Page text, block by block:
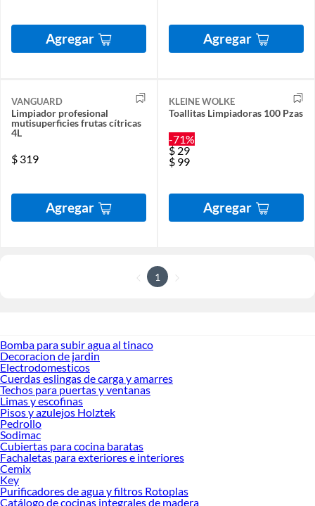
Agregar Agregar
VANGUARD
Limpiador profesional
mutisuperficies frutas cítricas
4L
$ 319
Agregar
KLEINE WOLKE
Toallitas Limpiadoras 100 Pzas
-71%
$29
$ 99
Agregar
1
Bomba para subir agua al tinaco
Decoracion de jardin
Electrodomesticos
Cuerdas eslingas de carga y amarres
Techos para puertas y ventanas
Limas y escofinas
Pisos y azulejos Holztek
Pedrollo
Sodimac
Cubiertas para cocina baratas
Fachaletas para exteriores e interiores
Cemix
Key
Purificadores de agua y filtros Rotoplas
Catálogo de cocinas integrales de madera